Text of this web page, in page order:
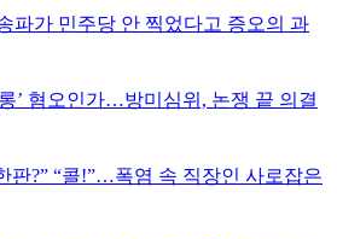
파가 민주당 안 찍었다고 증오의 과
’ 혐오인가…방미심위, 논쟁 끝 의결
판?” “콜!”…폭염 속 직장인 사로잡은